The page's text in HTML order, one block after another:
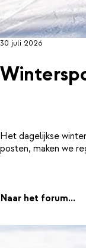
30 juli 2026
Het dagelijkse
posten, maken we
Naar het forum...